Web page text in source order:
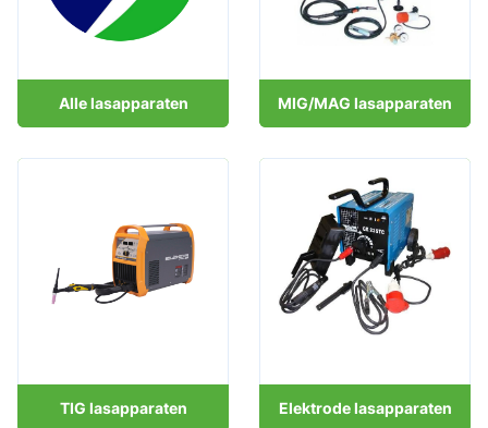
Alle lasapparaten MIG/MAG lasapparaten
TIG lasapparaten Elektrode lasapparaten